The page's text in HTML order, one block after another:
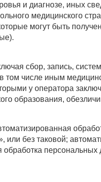
и диагнозе, иных
медицинского
могут быть
сбор, запись,
том числе иным
у оператора
образования,
без таковой;